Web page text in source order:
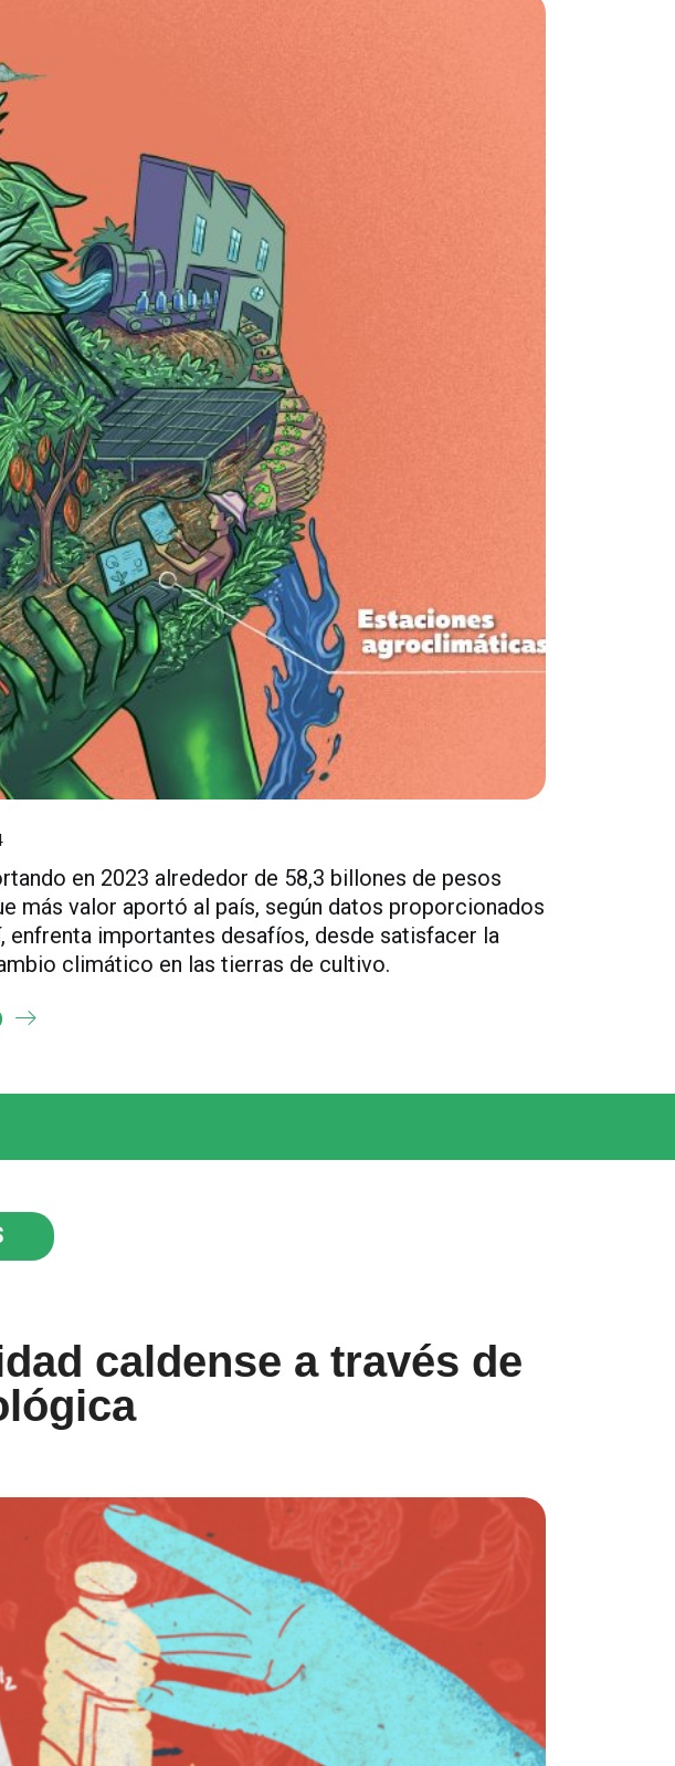
en 2023 alrededor de 58,3 billones de pesos
más valor aportó al país, según datos proporcionados
enfrenta importantes desafíos, desde satisfacer la
climático en las tierras de cultivo.
caldense a través de